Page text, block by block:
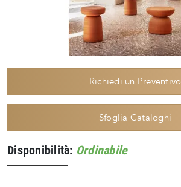
Richiedi un Preventivo
Sfoglia Cataloghi
Disponibilità: Ordinabile